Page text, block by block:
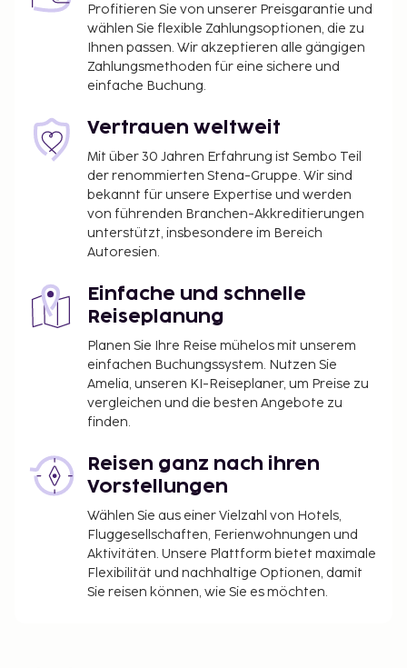
Profitieren Sie von unserer Preisgarantie und
wählen Sie flexible Zahlungsoptionen, die zu
Ihnen passen. Wir akzeptieren alle gängigen
Zahlungsmethoden für eine sichere und
einfache Buchung.
Vertrauen weltweit
Mit über 30 Jahren Erfahrung ist Sembo Teil
der renommierten Stena-Gruppe. Wir sind
bekannt für unsere Expertise und werden
von führenden Branchen-Akkreditierungen
unterstützt, insbesondere im Bereich
Autoresien.
Einfache und schnelle
Reiseplanung
Planen Sie Ihre Reise mühelos mit unserem
einfachen Buchungssystem. Nutzen Sie
Amelia, unseren KI-Reiseplaner, um Preise zu
vergleichen und die besten Angebote zu
finden.
Reisen ganz nach ihren
Vorstellungen
Wählen Sie aus einer Vielzahl von Hotels,
Fluggesellschaften, Ferienwohnungen und
Aktivitäten. Unsere Plattform bietet maximale
Flexibilität und nachhaltige Optionen, damit
Sie reisen können, wie Sie es möchten.